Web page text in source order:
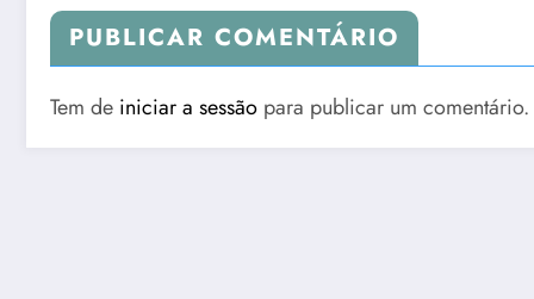
PUBLICAR COMENTÁRIO
Tem de iniciar a sessão para publicar um comentário.